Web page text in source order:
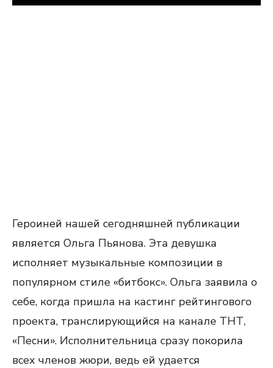
Героиней нашей сегодняшней публикации
является Ольга Пьянова. Эта девушка
исполняет музыкальные композиции в
популярном стиле «битбокс». Ольга заявила о
себе, когда пришла на кастинг рейтингового
проекта, транслирующийся на канале ТНТ,
«Песни». Исполнительница сразу покорила
всех членов жюри, ведь ей удается